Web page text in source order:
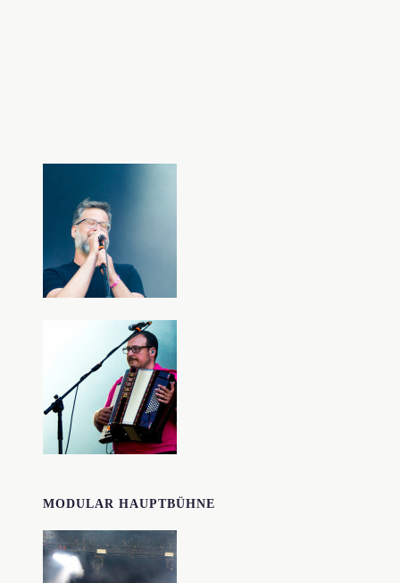
MODULAR HAUPTBÜHNE